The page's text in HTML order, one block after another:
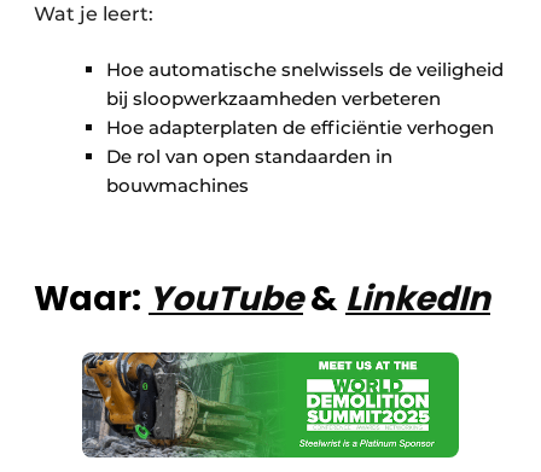
Wat je leert:
Hoe automatische snelwissels de veiligheid
bij sloopwerkzaamheden verbeteren
Hoe adapterplaten de efficiëntie verhogen
De rol van open standaarden in
bouwmachines
Waar: YouTube&LinkedIn